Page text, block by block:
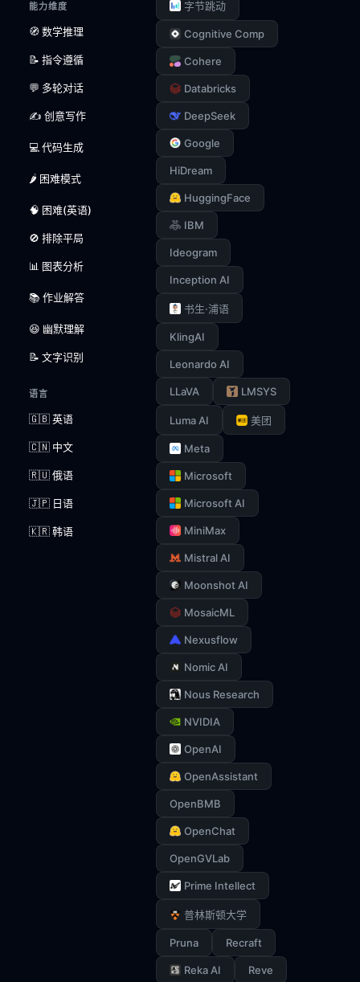
能力维度
🧭 数学推理
📝 指令遵循
💬 多轮对话
✍️ 创意写作
💻 代码生成
🌶️ 困难模式
🧠 困难(英语)
🚫 排除平局
📊 图表分析
📚 作业解答
😆 幽默理解
📝 文字识别
语言
🇬🇧 英语
🇨🇳 中文
🇷🇺 俄语
🇯🇵 日语
🇰🇷 韩语
字节跳动
Cognitive Comp
Cohere
Databricks
DeepSeek
Google
HiDream
HuggingFace
IBM
Ideogram
Inception AI
书生·浦语
KlingAI
Leonardo AI
LLaVA LMSYS
Luma AI 美团
Meta
Microsoft
Microsoft AI
MiniMax
Mistral AI
Moonshot AI
MosaicML
Nexusflow
Nomic AI
Nous Research
NVIDIA
OpenAI
OpenAssistant
OpenBMB
OpenChat
OpenGVLab
Prime Intellect
普林斯顿大学
Pruna Recraft
Reka AI Reve